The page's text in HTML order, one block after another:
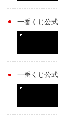
一番くじ公
一番くじ公